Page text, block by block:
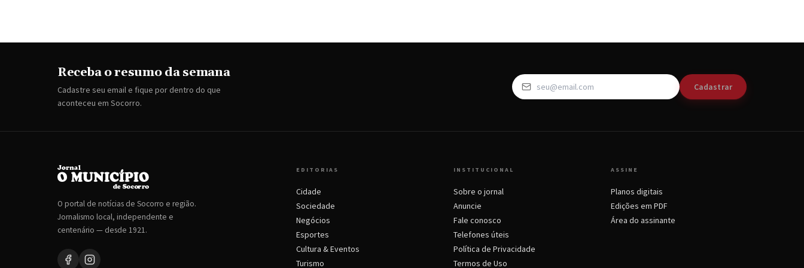
Receba o resumo da semana
Cadastre seu email e fique por dentro do que
aconteceu em Socorro.
Cadastrar
O portal de notícias de Socorro e região.
Jornalismo local, independente e
centenário — desde 1921.
EDITORIAS
Cidade
Sociedade
Negócios
Esportes
Cultura & Eventos
Turismo
INSTITUCIONAL
Sobre o jornal
Anuncie
Fale conosco
Telefones úteis
Política de Privacidade
Termos de Uso
ASSINE
Planos digitais
Edições em PDF
Área do assinante